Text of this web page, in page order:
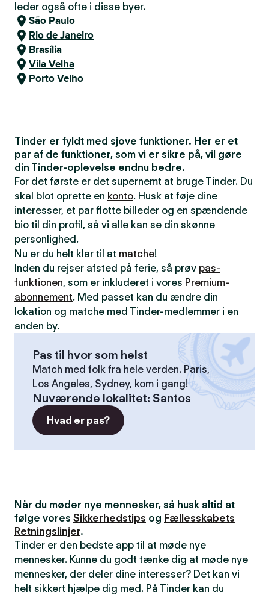
leder også ofte i disse byer.
São Paulo
Rio de Janeiro
Brasília
Vila Velha
Porto Velho
Tinder er fyldt med sjove funktioner. Her er et
par af de funktioner, som vi er sikre på, vil gøre
din Tinder-oplevelse endnu bedre.
For det første er det supernemt at bruge Tinder. Du
skal blot oprette en konto. Husk at føje dine
interesser, et par flotte billeder og en spændende
bio til din profil, så vi alle kan se din skønne
personlighed.
Nu er du helt klar til at matche!
Inden du rejser afsted på ferie, så prøv pas-
funktionen, som er inkluderet i vores Premium-
abonnement. Med passet kan du ændre din
lokation og matche med Tinder-medlemmer i en
anden by.
Pas til hvor som helst
Match med folk fra hele verden. Paris,
Los Angeles, Sydney, kom i gang!
Nuværende lokalitet: Santos
Hvad er pas?
Når du møder nye mennesker, så husk altid at
følge vores Sikkerhedstips og Fællesskabets
Retningslinjer.
Tinder er den bedste app til at møde nye
mennesker. Kunne du godt tænke dig at møde nye
mennesker, der deler dine interesser? Det kan vi
helt sikkert hjælpe dig med. På Tinder kan du